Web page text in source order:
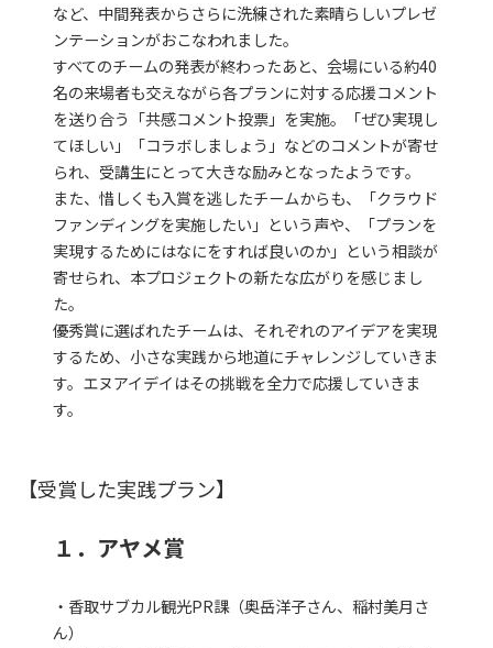
など、中間発表からさらに洗練された素晴らしいプレゼ
ンテーションがおこなわれました。
すべてのチームの発表が終わったあと、会場にいる約40
名の来場者も交えながら各プランに対する応援コメント
を送り合う「共感コメント投票」を実施。「ぜひ実現し
てほしい」「コラボしましょう」などのコメントが寄せ
られ、受講生にとって大きな励みとなったようです。
また、惜しくも入賞を逃したチームからも、「クラウド
ファンディングを実施したい」という声や、「プランを
実現するためにはなにをすれば良いのか」という相談が
寄せられ、本プロジェクトの新たな広がりを感じまし
た。
優秀賞に選ばれたチームは、それぞれのアイデアを実現
するため、小さな実践から地道にチャレンジしていきま
す。エヌアイデイはその挑戦を全力で応援していきま
す。
【受賞した実践プラン】
１．アヤメ賞
・香取サブカル観光PR課（奥岳洋子さん、稲村美月さ
ん）